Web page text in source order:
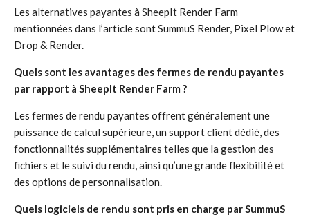
Les alternatives payantes à SheepIt Render Farm
mentionnées dans l’article sont SummuS Render, Pixel Plow et
Drop & Render.
Quels sont les avantages des fermes de rendu payantes
par rapport à SheepIt Render Farm ?
Les fermes de rendu payantes offrent généralement une
puissance de calcul supérieure, un support client dédié, des
fonctionnalités supplémentaires telles que la gestion des
fichiers et le suivi du rendu, ainsi qu’une grande flexibilité et
des options de personnalisation.
Quels logiciels de rendu sont pris en charge par SummuS